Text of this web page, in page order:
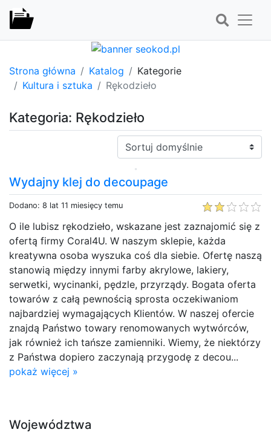
Strona główna Katalog
Kategorie
Kultura i sztuka
Rękodzieło
Kategoria: Rękodzieło
Sortuj:
Wydajny klej do decoupage
Dodano: 8 lat 11 miesięcy temu
O ile lubisz rękodzieło, wskazane jest zaznajomić się z
ofertą firmy Coral4U. W naszym sklepie, każda
kreatywna osoba wyszuka coś dla siebie. Ofertę naszą
stanowią między innymi farby akrylowe, lakiery,
serwetki, wycinanki, pędzle, przyrządy. Bogata oferta
towarów z całą pewnością sprosta oczekiwaniom
najbardziej wymagających Klientów. W naszej ofercie
znajdą Państwo towary renomowanych wytwórców,
jak również ich tańsze zamienniki. Wiemy, że niektórzy
z Państwa dopiero zaczynają przygodę z decou...
pokaż więcej »
Województwa